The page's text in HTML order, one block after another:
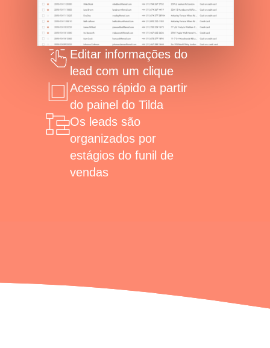
Editar informações do
lead com um clique
Acesso rápido a partir
do painel do Tilda
Os leads são
organizados por
estágios do funil de
vendas